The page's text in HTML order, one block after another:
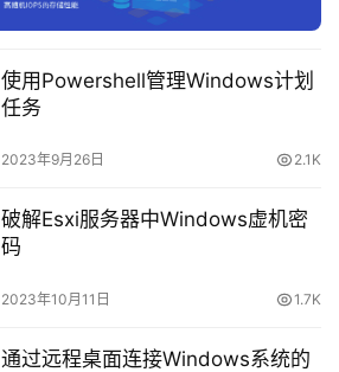
使用Powershell管理Windows计划
任务
2023年9月26日 2.1K
破解Esxi服务器中Windows虚机密
码
2023年10月11日 1.7K
通过远程桌面连接Windows系统的